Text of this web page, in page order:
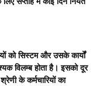
को सिस्टम और उसके कार्यों
विलम्ब होता है। इसको दूर
के कर्मचारियों का